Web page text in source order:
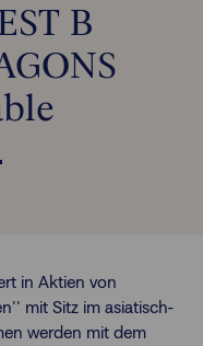
B
in Aktien von
mit Sitz im asiatisch-
werden mit dem